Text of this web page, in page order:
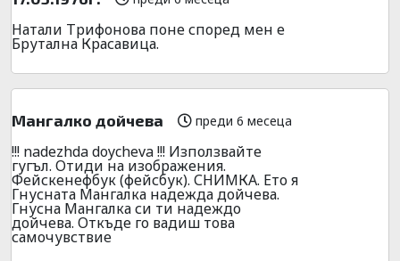
Натали Трифонова поне според мен е
Брутална Красавица.
Мангалко дойчева преди 6 месеца
!!! nadezhda doycheva !!! Използвайте
гугъл. Отиди на изображения.
Фейскенефбук (фейсбук). СНИМКА. Ето я
Гнусната Мангалка надежда дойчева.
Гнусна Мангалка си ти надеждо
дойчева. Откъде го вадиш това
самочувствие